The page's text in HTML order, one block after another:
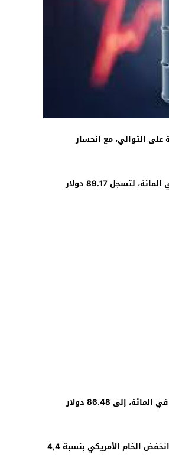
الثانية على التوالي، مع انحسار
وانخفضت العقود الآجلة لخام برنت بمقدار 1.21 دولار، أو ما يعادل 1,3 في المائة، لتسجل 89.17 دولار
كما تراجع خام غرب تكساس الوسيط الأمريكي بمقدار 1.23 دولار، أو 1,4 في المائة، إلى 86.48 دولار
وعلى أساس أسبوعي، تكبد خام برنت خسائر بلغت 4,2 في المائة، فيما انخفض الخام الأمريكي بنسبة 4,4